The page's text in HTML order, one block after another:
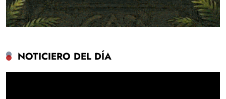
NOTICIERO DEL DÍA